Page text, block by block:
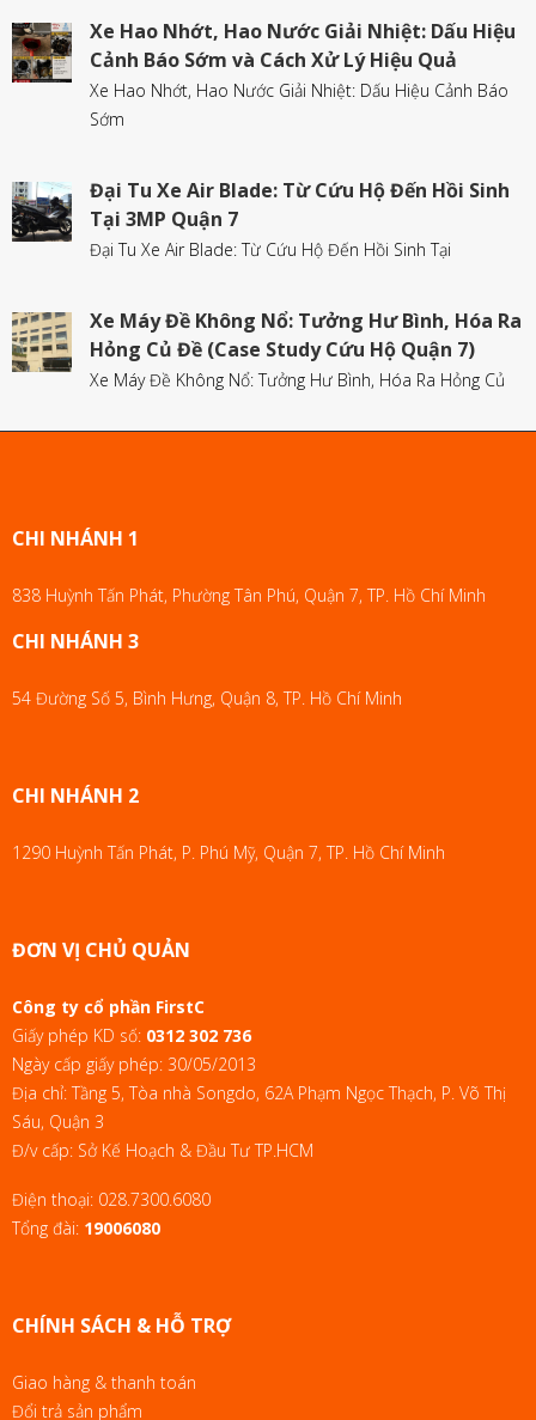
Xe Hao Nhớt, Hao Nước Giải Nhiệt: Dấu Hiệu
Cảnh Báo Sớm và Cách Xử Lý Hiệu Quả
Xe Hao Nhớt, Hao Nước Giải Nhiệt: Dấu Hiệu Cảnh Báo
Sớm
Đại Tu Xe Air Blade: Từ Cứu Hộ Đến Hồi Sinh
Tại 3MP Quận 7
Đại Tu Xe Air Blade: Từ Cứu Hộ Đến Hồi Sinh Tại
Xe Máy Đề Không Nổ: Tưởng Hư Bình, Hóa Ra
Hỏng Củ Đề (Case Study Cứu Hộ Quận 7)
Xe Máy Đề Không Nổ: Tưởng Hư Bình, Hóa Ra Hỏng Củ
CHI NHÁNH 1
838 Huỳnh Tấn Phát, Phường Tân Phú, Quận 7, TP. Hồ Chí Minh
CHI NHÁNH 3
54 Đường Số 5, Bình Hưng, Quận 8, TP. Hồ Chí Minh
CHI NHÁNH 2
1290 Huỳnh Tấn Phát, P. Phú Mỹ, Quận 7, TP. Hồ Chí Minh
ĐƠN VỊ CHỦ QUẢN
Công ty cổ phần FirstC
Giấy phép KD số: 0312 302 736
Ngày cấp giấy phép: 30/05/2013
Địa chỉ: Tầng 5, Tòa nhà Songdo, 62A Phạm Ngọc Thạch, P. Võ Thị
Sáu, Quận 3
Đ/v cấp: Sở Kế Hoạch & Đầu Tư TP.HCM
Điện thoại: 028.7300.6080
Tổng đài: 19006080
CHÍNH SÁCH & HỖ TRỢ
Giao hàng & thanh toán
Đổi trả sản phẩm